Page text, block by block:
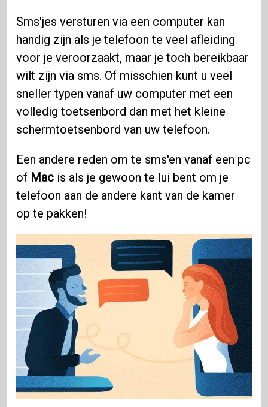
Sms'jes versturen via een computer kan
handig zijn als je telefoon te veel afleiding
voor je veroorzaakt, maar je toch bereikbaar
wilt zijn via sms. Of misschien kunt u veel
sneller typen vanaf uw computer met een
volledig toetsenbord dan met het kleine
schermtoetsenbord van uw telefoon.
Een andere reden om te sms'en vanaf een pc
of Mac is als je gewoon te lui bent om je
telefoon aan de andere kant van de kamer
op te pakken!